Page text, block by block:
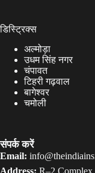
डिस्ट्रिक्स
अल्मोड़ा
उधम सिंह नगर
चंपावत
टिहरी गढ़वाल
बागेश्वर
चमोली
संपर्क करें
Email:
Address: R–2